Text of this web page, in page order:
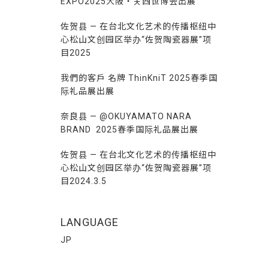
佐贺县 — 在台北文化艺术的传播枢纽中
心松山文创园区举办“佐贺陶瓷器展”项
目2025
我們的客戶 名牌 ThinKniT 2025春季国
际礼品展出展
奈良县 — @OKUYAMATO NARA
BRAND 2025春季国际礼品展出展
佐贺县 — 在台北文化艺术的传播枢纽中
心松山文创园区举办“佐贺陶瓷器展”项
目2024.3.5
LANGUAGE
JP